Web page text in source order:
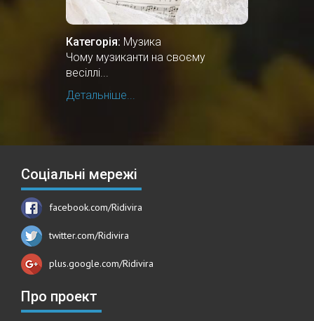
Категорія: Музика
Чому музиканти на своєму
весіллі...
Детальніше...
Соціальні мережі
facebook.com/Ridivira
twitter.com/Ridivira
plus.google.com/Ridivira
Про проект